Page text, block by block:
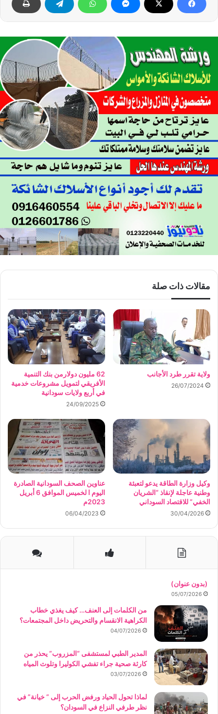
مقالات ذات صلة
ولاية تقرر طرد الأجانب
26/07/2024
62 مليون دولارمن بنك التنمية
الأفريقي لتمويل مشروعات خدمية
في أربع ولايات سودانية
24/09/2025
وكيل وزارة الطاقة يدعو لتعبئة
وطنية عاجلة لإنقاذ “الشريان
الخفي” للاقتصاد السوداني
30/04/2026
عناوين الصحف السودانية الصادرة
اليوم ا لخميس الموافق 6 أبريل
2023م
06/04/2023
(بدون عنوان)
05/07/2026
من الكلمات إلى العنف… كيف يغذي خطاب
الكراهية الانقسام والتحريض داخل المجتمعات؟
04/07/2026
المدير الطبي لمستشفى “المزروب” يحذر من
كارثة صحية جراء تفشي الكوليرا وتلوث المياه
03/07/2026
لماذا تحول الحياد ورفض الحرب إلى ” خيانة” في
نظر طرفي النزاع في السودان؟